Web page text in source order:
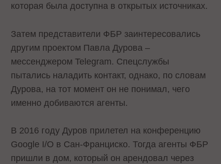
которая была доступна в открытых источниках.
Затем представители ФБР заинтересовались
другим проектом Павла Дурова –
мессенджером Telegram. Спецслужбы
пытались наладить контакт, однако, по словам
Дурова, на тот момент он не понимал, чего
именно добиваются агенты.
В 2016 году Дуров прилетел на конференцию
Google I/O в Сан-Франциско. Тогда агенты ФБР
пришли в дом, который он арендовал через